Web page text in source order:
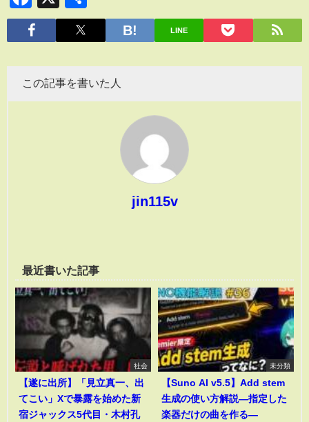
有
LINE
この記事を書いた人
jin115v
最近書いた記事
社会
【遂に出所】「見立真一、出
てこい」Xで暴露を始めた新
宿ジャックス5代目・木村孔
未分類
【Suno AI v5.5】Add stem
生成の使い方解説―指定した
楽器だけの曲を作る―